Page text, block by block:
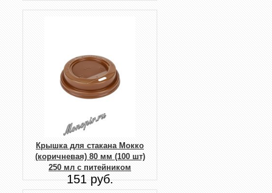
Крышка для стакана Мокко
(коричневая) 80 мм (100 шт)
250 мл с питейником
151 руб.